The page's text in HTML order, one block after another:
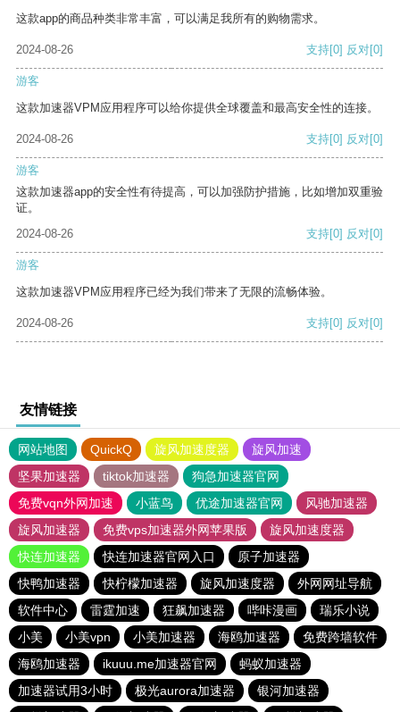
这款app的商品种类非常丰富，可以满足我所有的购物需求。
2024-08-26 支持[0] 反对[0]
游客
这款加速器VPM应用程序可以给你提供全球覆盖和最高安全性的连接。
2024-08-26 支持[0] 反对[0]
游客
这款加速器app的安全性有待提高，可以加强防护措施，比如增加双重验
证。
2024-08-26
支持[0] 反对[0]
游客
这款加速器VPM应用程序已经为我们带来了无限的流畅体验。
2024-08-26 支持[0] 反对[0]
友情链接
网站地图 QuickQ 旋风加速度器
旋风加速
坚果加速器
tiktok加速器
狗急加速器官网
免费vqn外网加速
小蓝鸟 优途加速器官网
风驰加速器
旋风加速器
免费vps加速器外网苹果版
旋风加速度器
快连加速器
快连加速器官网入口
原子加速器
快鸭加速器
快柠檬加速器 旋风加速度器
外网网址导航
软件中心
雷霆加速 狂飙加速器 哔咔漫画
瑞乐小说
小美
小美vpn 小美加速器 海鸥加速器
免费跨墙软件
海鸥加速器
ikuuu.me加速器官网
蚂蚁加速器
加速器试用3小时
极光aurora加速器
银河加速器